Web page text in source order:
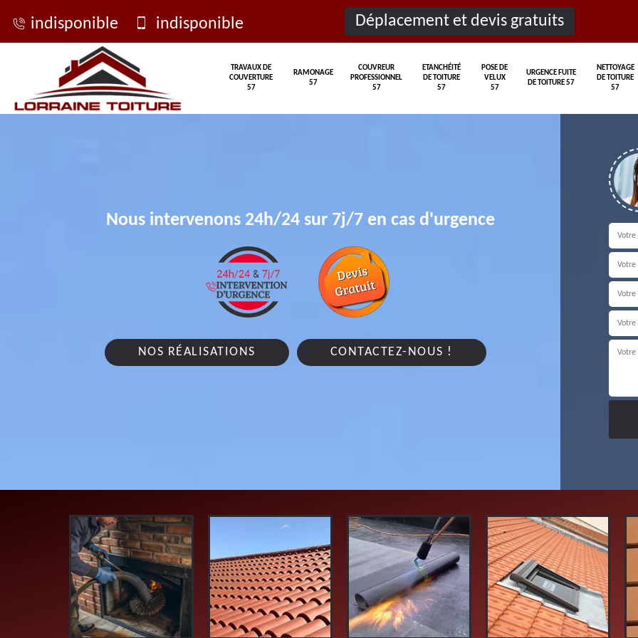
indisponible indisponible Déplacement et devis gratuits
TRAVAUX DE
COUVERTURE
57
RAMONAGE
57
COUVREUR
PROFESSIONNEL
57
ETANCHÉITÉ
DE TOITURE
57
POSE DE
VELUX
57
URGENCE FUITE
DE TOITURE 57
NETTOYAGE
DE TOITURE
57
Nous intervenons 24h/24 sur 7j/7 en cas d'urgence
NOS RÉALISATIONS CONTACTEZ-NOUS !